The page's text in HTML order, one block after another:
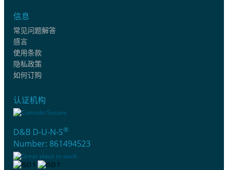
信息
常见问题解答
感言
使用条款
隐私政策
如何订购
认证机构
D&B D-U-N-S®
Number: 861494523